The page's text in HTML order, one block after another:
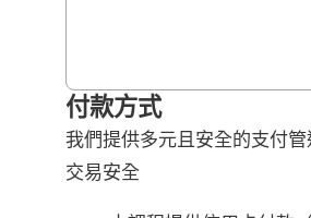
付款方式
我們提供多元且安全的支付
交易安全